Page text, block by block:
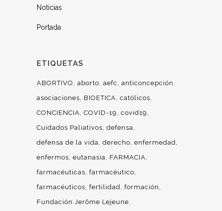
Noticias
Portada
ETIQUETAS
ABORTIVO aborto aefc
anticoncepción
asociaciones
BIOETICA católicos
CONCIENCIA COVID-19
covid19
Cuidados Paliativos defensa
defensa de la vida derecho enfermedad
enfermos eutanasia
FARMACIA
farmacéuticas farmacéutico
farmacéuticos fertilidad formación
Fundación Jerôme Lejeune